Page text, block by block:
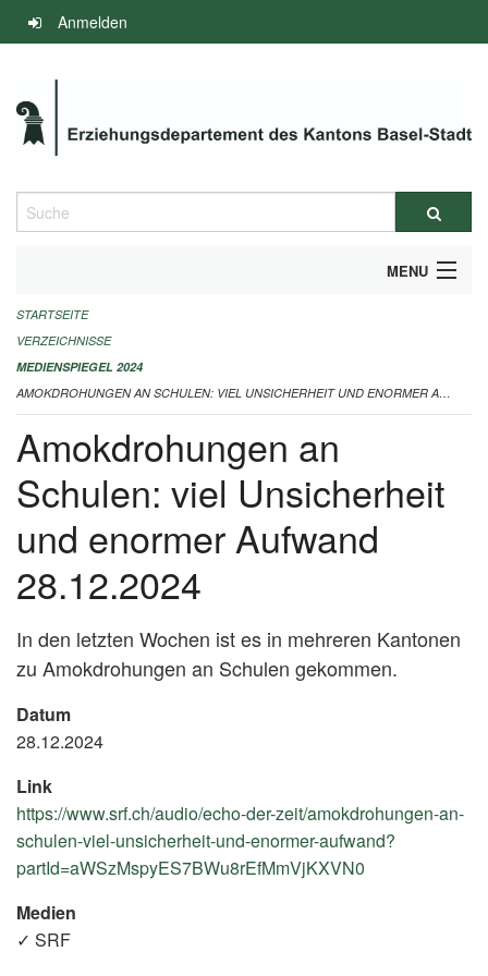
Navigation
überspringen
Anmelden
Suche
MENU
INFOS ZUM ED-MEDIENSPIEGEL
IMPRESSUM
STARTSEITE
VERZEICHNISSE
MEDIENSPIEGEL 2024
AMOKDROHUNGEN AN SCHULEN: VIEL UNSICHERHEIT UND ENORMER AUFWAND 28.12.2024
Amokdrohungen an
Schulen: viel Unsicherheit
und enormer Aufwand
28.12.2024
In den letzten Wochen ist es in mehreren Kantonen
zu Amokdrohungen an Schulen gekommen.
Datum
28.12.2024
Link
https://www.srf.ch/audio/echo-der-zeit/amokdrohungen-an-
schulen-viel-unsicherheit-und-enormer-aufwand?
partId=aWSzMspyES7BWu8rEfMmVjKXVN0
Medien
✓ SRF